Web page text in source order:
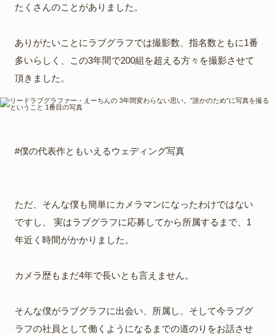
たくさんのことがありました。
ありがたいことにラブグラフでは撮影数、指名数ともに1番
多いらしく、この3年間で200組を超える方々を撮影させて
頂きました。
#僕の代表作ともいえるウェディング写真
ただ、そんな僕も簡単にカメラマンになったわけではない
ですし、 実はラブグラフに応募してから所属するまで、1
年近く時間がかかりました。
カメラ歴もまだ4年で長いとも言えません。
そんな僕がラブグラフに出会い、所属し、そして今ラブグ
ラフの社員として働くようになるまでの道のりをお話させ